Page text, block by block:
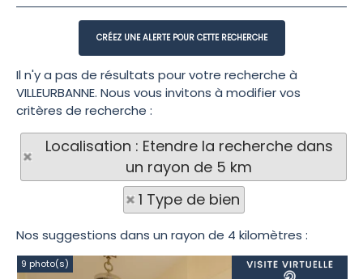
Il n'y a pas de résultats pour votre recherche à
VILLEURBANNE. Nous vous invitons à modifier vos
critères de recherche :
Localisation : Etendre la recherche dans
un rayon de 5 km
1 Type de bien
Nos suggestions dans un rayon de 4 kilomètres :
9 photo(s)